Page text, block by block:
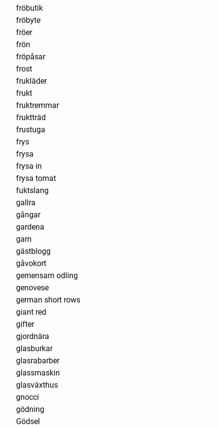
fröbutik
fröbyte
fröer
frön
fröpåsar
frost
frukläder
frukt
fruktremmar
fruktträd
frustuga
frys
frysa
frysa in
frysa tomat
fuktslang
gallra
gångar
gardena
garn
gästblogg
gåvokort
gemensam odling
genovese
german short rows
giant red
gifter
gjordnära
glasburkar
glasrabarber
glassmaskin
glasväxthus
gnocci
gödning
Gödsel